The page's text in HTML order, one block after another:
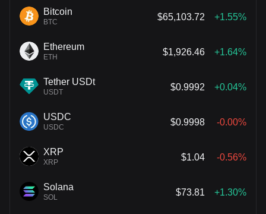
Bitcoin
BTC
$65,103.72 +1.55%
Ethereum
ETH
$1,926.46 +1.64%
Tether USDt
USDT
$0.9992 +0.04%
USDC
USDC
$0.9998 -0.00%
XRP
XRP
$1.04 -0.56%
Solana
SOL
$73.81 +1.30%